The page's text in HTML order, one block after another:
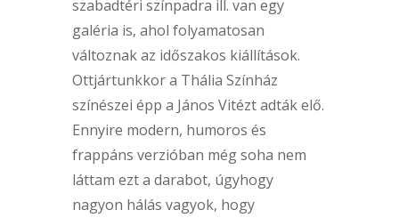
szabadtéri színpadra ill. van egy
galéria is, ahol folyamatosan
változnak az időszakos kiállítások.
Ottjártunkkor a Thália Színház
színészei épp a János Vitézt adták elő.
Ennyire modern, humoros és
frappáns verzióban még soha nem
láttam ezt a darabot, úgyhogy
nagyon hálás vagyok, hogy